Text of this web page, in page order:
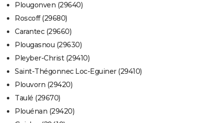
Plougonven (29640)
Roscoff (29680)
Carantec (29660)
Plougasnou (29630)
Pleyber-Christ (29410)
Saint-Thégonnec Loc-Eguiner (29410)
Plouvorn (29420)
Taulé (29670)
Plouénan (29420)